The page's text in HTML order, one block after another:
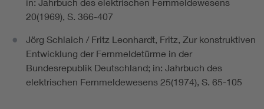
in: Jahrbuch des elektrischen Fernmeldewesens
20(1969), S. 366-407
Jörg Schlaich / Fritz Leonhardt, Fritz, Zur konstruktiven
Entwicklung der Fernmeldetürme in der
Bundesrepublik Deutschland; in: Jahrbuch des
elektrischen Fernmeldewesens 25(1974), S. 65-105